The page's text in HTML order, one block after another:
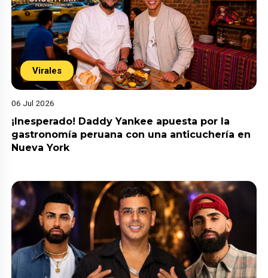
Virales
06 Jul 2026
¡Inesperado! Daddy Yankee apuesta por la
gastronomía peruana con una anticuchería en
Nueva York